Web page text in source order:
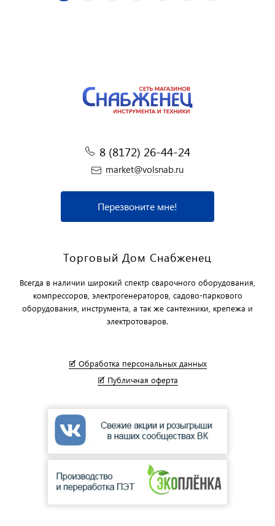
8 (8172) 26-44-24
market@volsnab.ru
Перезвоните мне!
Торговый Дом Снабженец
Всегда в наличии широкий спектр сварочного оборудования,
компрессоров, электрогенераторов, садово-паркового
оборудования, инструмента, а так же сантехники, крепежа и
электротоваров.
🗹 Обработка персональных данных
🗹 Публичная оферта